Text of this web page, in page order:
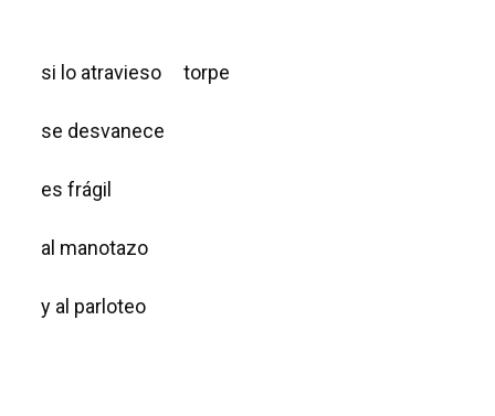
si lo atravieso torpe
se desvanece
es frágil
al manotazo
y al parloteo